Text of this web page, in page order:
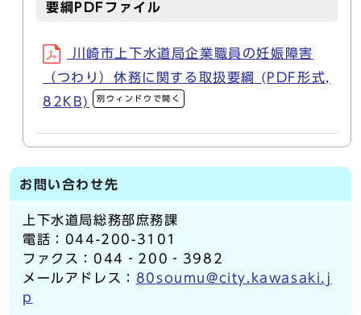
要綱PDFファイル
川崎市上下水道局企業職員の妊娠障害
（つわり）休務に関する取扱要綱 (PDF形式,
82KB)
別ウィンドウで開く
お問い合わせ先
上下水道局総務部庶務課
電話：044-200-3101
ファクス：044‐200‐3982
メールアドレス： 80soumu@city.kawasaki.j
p